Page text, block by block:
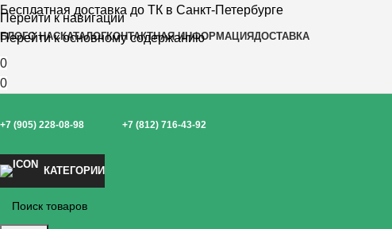
Перейти к навигации
Перейти к основному содержанию
Бесплатная доставка до ТК в Санкт-Петербурге
БЛОГО НАСКАТАЛОГКОНТАКТНАЯ ИНФОРМАЦИЯДОСТАВКА
0
0
+7 (905) 228-08-98 +7 (812) 716-43-92
КАТЕГОРИИ